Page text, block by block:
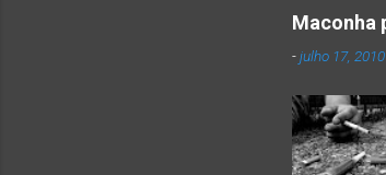
Maconha
-julho 17, 2010